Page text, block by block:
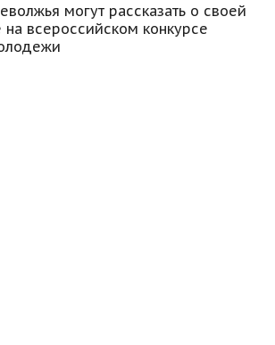
могут рассказать о своей
всероссийском конкурсе